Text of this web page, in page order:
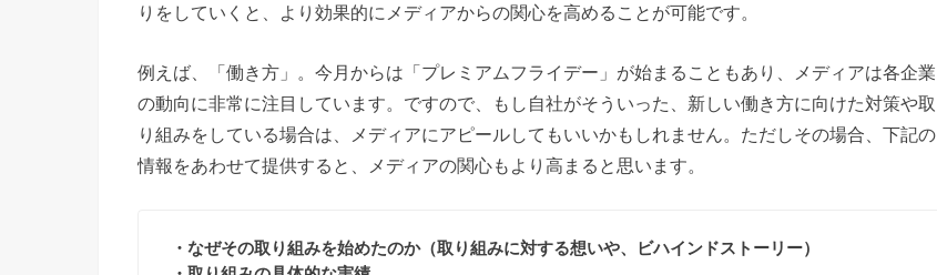
りをしていくと、より効果的にメディアからの関心を高めることが可能です。
例えば、「働き方」。今月からは「プレミアムフライデー」が始まることもあり、メディアは各企業
の動向に非常に注目しています。ですので、もし自社がそういった、新しい働き方に向けた対策や取
り組みをしている場合は、メディアにアピールしてもいいかもしれません。ただしその場合、下記の
情報をあわせて提供すると、メディアの関心もより高まると思います。
・なぜその取り組みを始めたのか（取り組みに対する想いや、ビハインドストーリー）